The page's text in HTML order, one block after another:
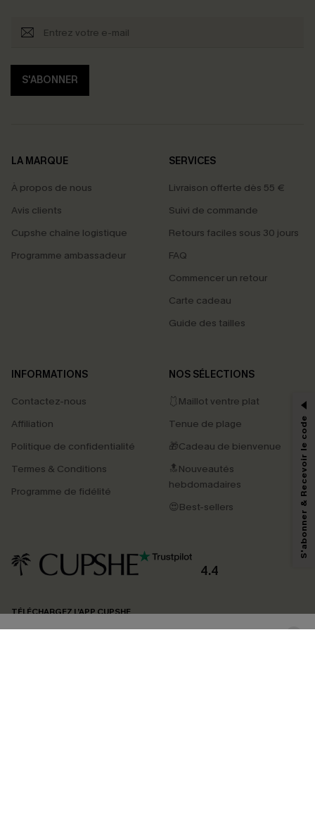
S'ABONNER
LA MARQUE
À propos de nous
Avis clients
Cupshe chaîne logistique
Programme ambassadeur
SERVICES
Livraison offerte dès 55 €
Suivi de commande
Retours faciles sous 30 jours
FAQ
Commencer un retour
Carte cadeau
Guide des tailles
INFORMATIONS
Contactez-nous
Affiliation
Politique de confidentialité
Termes & Conditions
Programme de fidélité
NOS SÉLECTIONS
🩱Maillot ventre plat
Tenue de plage
🎁Cadeau de bienvenue
🔝Nouveautés
hebdomadaires
😍Best-sellers
4.4
TÉLÉCHARGEZ L’APP CUPSHE
PROFITEZ DE -15%
-15% dès 2 Achetés par E-mail
*Un code par commande, valable une seule fois.
En soumettant votre adresse e-mail, vous acceptez de recevoir des e-mails
marketing (y compris du contenu généré par l'IA) de Cupshe et
reconnaissez avoir pris connaissance de nos
pouvons utiliser les données collectées sur notre site ainsi que des
produits susceptibles de vous intéresser, conformément à notre
Politique de
confidentialité
. Vous pouvez vous désabonner à tout moment.
S'abonner & Recevoir le code